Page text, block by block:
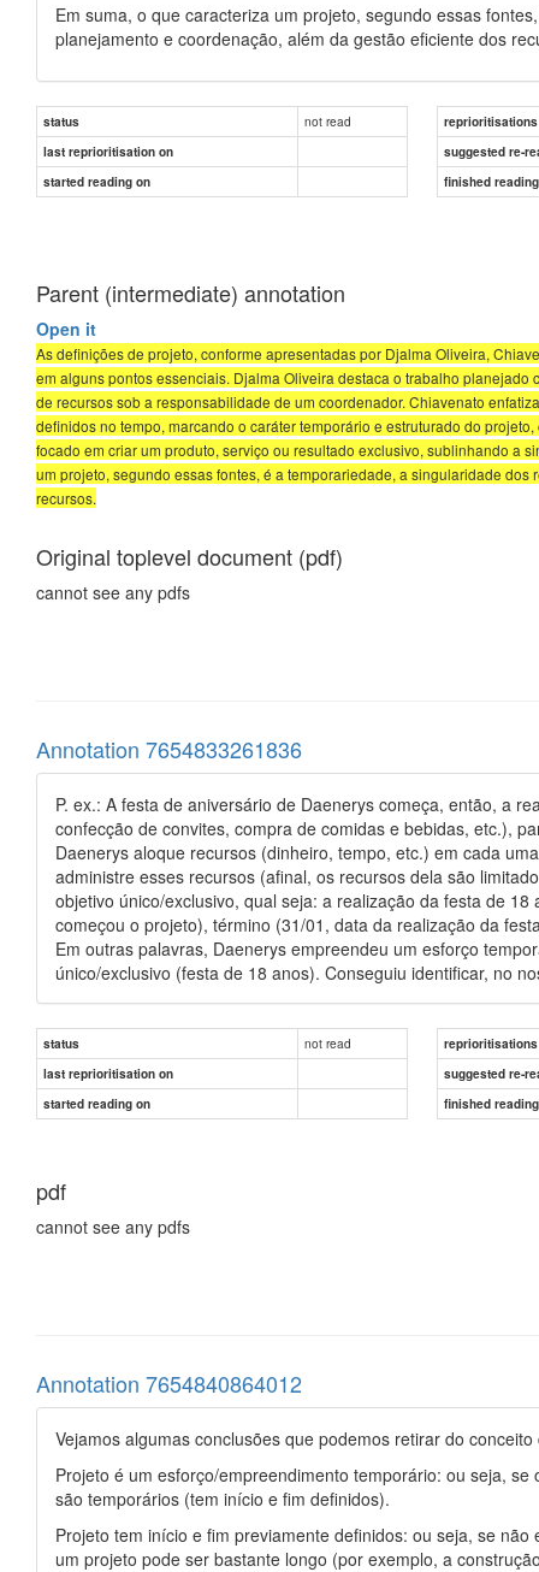
Em suma, o que caracteriza um projeto, segundo essas
planejamento e coordenação, além da gestão eficiente dos
status not read
reprioritisations
last reprioritisation on
suggested re-
started reading on
finished
Parent (intermediate) annotation
Open it
As definições de projeto, conforme apresentadas por Djalma Oliveira,
em alguns pontos essenciais. Djalma Oliveira destaca o trabalho
de recursos sob a responsabilidade de um coordenador. Chiavenato
definidos no tempo, marcando o caráter temporário e estruturado do
focado em criar um produto, serviço ou resultado exclusivo, sublinhando a
um projeto, segundo essas fontes, é a temporariedade, a singularidade
recursos.
Original toplevel document (pdf)
cannot see any pdfs
Annotation 7654833261836
P. ex.: A festa de aniversário de Daenerys começa, então, a
confecção de convites, compra de comidas e bebidas, etc.),
Daenerys aloque recursos (dinheiro, tempo, etc.) em cada
administre esses recursos (afinal, os recursos dela são
objetivo único/exclusivo, qual seja: a realização da festa de
começou o projeto), término (31/01, data da realização da
Em outras palavras, Daenerys empreendeu um esforço
único/exclusivo (festa de 18 anos). Conseguiu identificar, no
status not read
reprioritisations
last reprioritisation on
suggested re-
started reading on
finished
pdf
cannot see any pdfs
Annotation 7654840864012
Vejamos algumas conclusões que podemos retirar do
Projeto é um esforço/empreendimento temporário: ou seja,
são temporários (tem início e fim definidos).
Projeto tem início e fim previamente definidos: ou seja, se
um projeto pode ser bastante longo (por exemplo, a